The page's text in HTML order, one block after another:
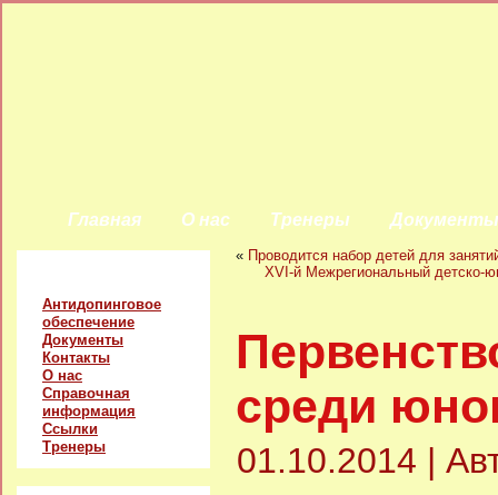
Главная О нас Тренеры Документы
Антидопинговое
обеспечение
Документы
Контакты
О нас
Справочная
информация
Ссылки
Тренеры
« Проводится набор детей для
XVI-й Межрегиональный детско-
среди
01.10.2014 |